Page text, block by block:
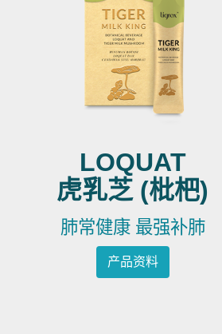
LOQUAT
虎乳芝 (枇杷)
肺常健康 最强补肺
产品资料